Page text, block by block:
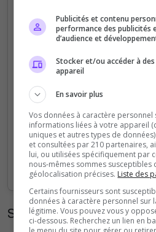
0
1
2
3
Sep Oct Nov Dec Jan Feb
Statistiques horaires
Publicités et contenu
performance des publicités
d’audience et
Stocker et/ou accéder à
appareil
En savoir plus
Vos données à caractère
informations liées à votre appareil
uniques et autres types de
et consultées par 210 partenaires,
lui, ou utilisées spécifiquement par
nous-mêmes sommes
géolocalisation précises. Liste des
Certains fournisseurs sont
données à caractère personnel sur
légitime. Vous pouvez vous y
ci-dessous. Recherchez un lien en